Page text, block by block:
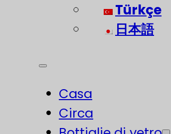
Türkçe
日本語
Casa
Circa